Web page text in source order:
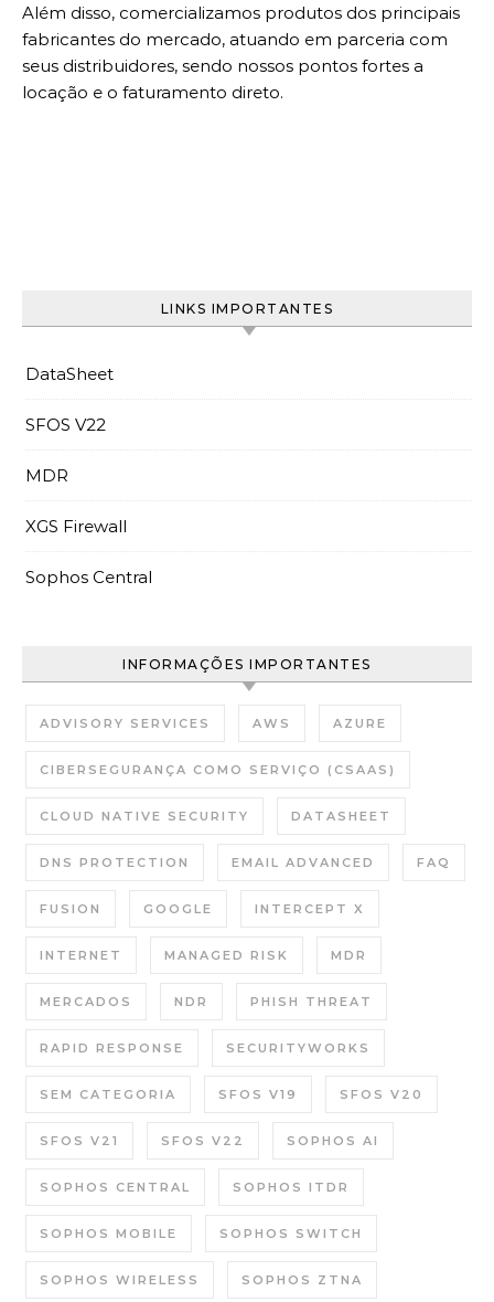
Além disso, comercializamos produtos dos principais
fabricantes do mercado, atuando em parceria com
seus distribuidores, sendo nossos pontos fortes a
locação e o faturamento direto.
LINKS IMPORTANTES
DataSheet
SFOS V22
MDR
XGS Firewall
Sophos Central
INFORMAÇÕES IMPORTANTES
ADVISORY SERVICES AWS AZURE
CIBERSEGURANÇA COMO SERVIÇO (CSAAS)
CLOUD NATIVE SECURITY DATASHEET
DNS PROTECTION EMAIL ADVANCED FAQ
FUSION GOOGLE INTERCEPT X
INTERNET MANAGED RISK MDR
MERCADOS NDR PHISH THREAT
RAPID RESPONSE SECURITYWORKS
SEM CATEGORIA SFOS V19 SFOS V20
SFOS V21 SFOS V22 SOPHOS AI
SOPHOS CENTRAL SOPHOS ITDR
SOPHOS MOBILE SOPHOS SWITCH
SOPHOS WIRELESS SOPHOS ZTNA